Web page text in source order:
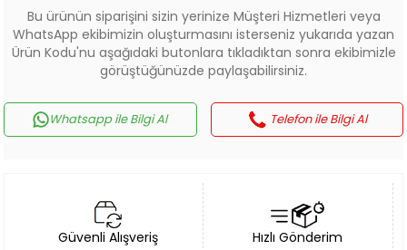
Bu ürünün siparişini sizin yerinize Müşteri Hizmetleri veya
WhatsApp ekibimizin oluşturmasını isterseniz yukarıda yazan
Ürün Kodu'nu aşağıdaki butonlara tıkladıktan sonra ekibimizle
görüştüğünüzde paylaşabilirsiniz.
Whatsapp ile Bilgi Al Telefon ile Bilgi Al
Güvenli Alışveriş Hızlı Gönderim